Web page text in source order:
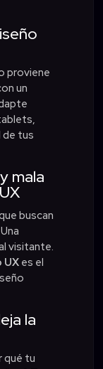
proviene
un
de tus
mala
buscan
visitante.
UXes el
la
qué tu